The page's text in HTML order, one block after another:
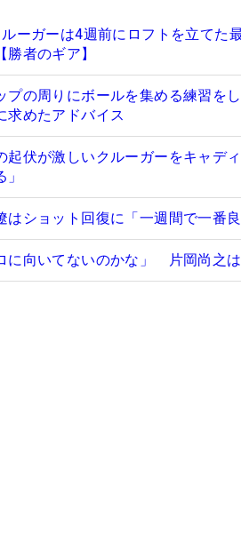
ーガーは4週前にロフトを立てた
勝者のギア】
プの周りにボールを集める練習を
求めたアドバイス
起伏が激しいクルーガーをキャデ
はショット回復に「一週間で一番
に向いてないのかな」 片岡尚之